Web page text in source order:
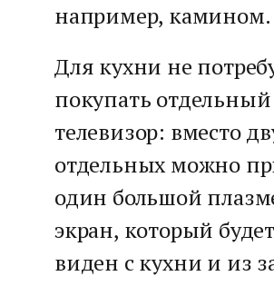
например, камином.
Для кухни не
покупать отдельный
телевизор: вместо
отдельных можно
один большой
экран, который
виден с кухни и из